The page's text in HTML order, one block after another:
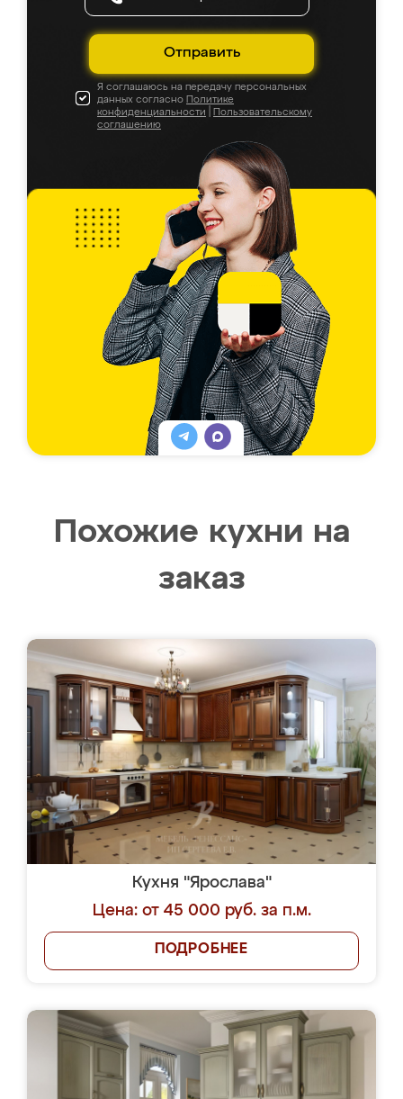
Отправить
Я соглашаюсь на передачу персональных
данных согласно Политике
конфиденциальности
Пользовательскому
соглашению
Похожие кухни на
заказ
Кухня "Ярослава"
Цена: от 45 000 руб. за п.м.
ПОДРОБНЕЕ